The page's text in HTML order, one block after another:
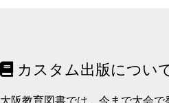
カスタム出版につい
大阪教育図書では、今まで大会